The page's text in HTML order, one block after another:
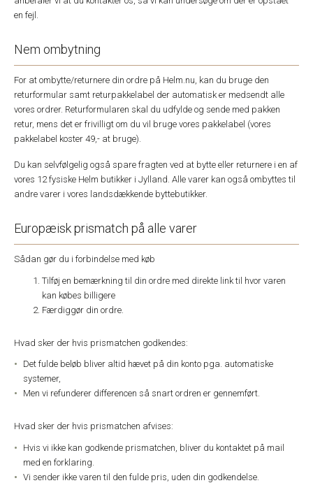
en fejl.
Nem ombytning
For at ombytte/returnere din ordre på Helm.nu, kan du bruge den
returformular samt returpakkelabel der automatisk er medsendt alle
vores ordrer. Returformularen skal du udfylde og sende med pakken
retur, mens det er frivilligt om du vil bruge vores pakkelabel (vores
pakkelabel koster 49,- at bruge).
Du kan selvfølgelig også spare fragten ved at bytte eller returnere i en af
vores 12 fysiske Helm butikker i Jylland. Alle varer kan også ombyttes til
andre varer i vores landsdækkende byttebutikker.
Europæisk prismatch på alle varer
Sådan gør du i forbindelse med køb
Tilføj en bemærkning til din ordre med direkte link til hvor varen
kan købes billigere
Færdiggør din ordre.
Hvad sker der hvis prismatchen godkendes:
Det fulde beløb bliver altid hævet på din konto pga. automatiske
systemer,
Men vi refunderer differencen så snart ordren er gennemført.
Hvad sker der hvis prismatchen afvises:
Hvis vi ikke kan godkende prismatchen, bliver du kontaktet på mail
med en forklaring.
Vi sender ikke varen til den fulde pris, uden din godkendelse.